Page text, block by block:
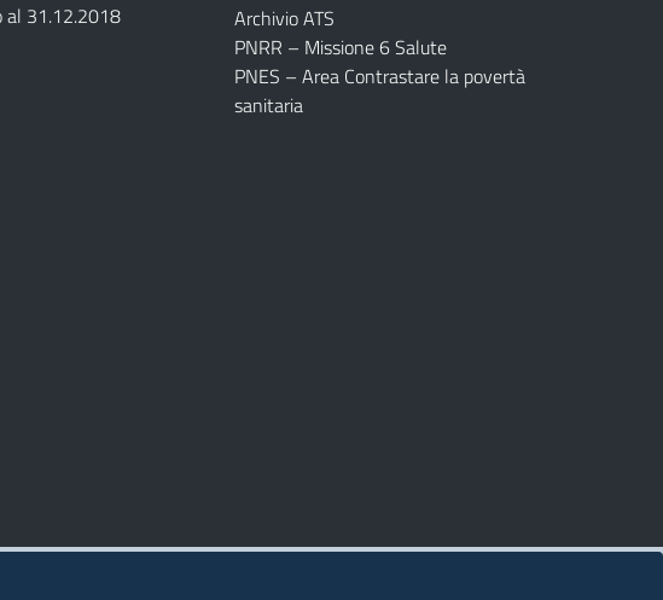
al 31.12.2018
Archivio ATS
PNRR – Missione 6 Salute
PNES – Area Contrastare la povertà
sanitaria